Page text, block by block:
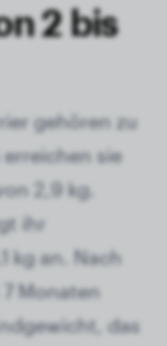
2 bis
gehören zu
sie
2,9 kg.
ihr
kg an. Nach
Monaten
das